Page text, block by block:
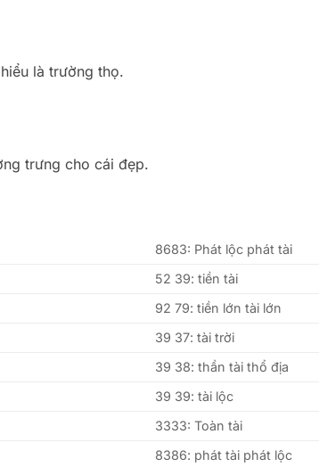
là trường thọ.
trưng cho cái đẹp.
8683: Phát lộc phát tài
52 39: tiền tài
92 79: tiền lớn tài lớn
39 37: tài trời
39 38: thần tài thổ địa
39 39: tài lộc
3333: Toàn tài
8386: phát tài phát lộc